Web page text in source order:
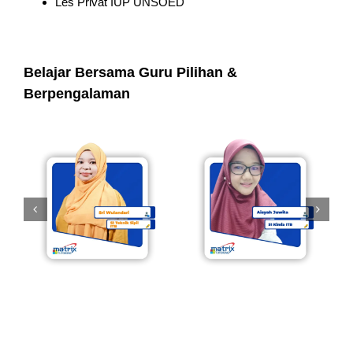
Belajar Bersama Guru Pilihan &
Berpengalaman